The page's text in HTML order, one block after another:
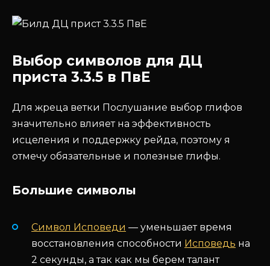
Выбор символов для ДЦ
приста 3.3.5 в ПвЕ
Для жреца ветки Послушание выбор глифов
значительно влияет на эффективность
исцеления и поддержку рейда, поэтому я
отмечу обязательные и полезные глифы.
Большие символы
Символ Исповеди — уменьшает время
восстановления способности Исповедь на
2 секунды, а так как мы берем талант